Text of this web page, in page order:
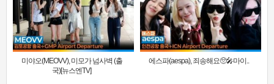
미야오(MEOVV), 미모가 넘사벽 (출
국)[뉴스엔TV]
에스파(aespa), 죄송해요🥺🎤마이..